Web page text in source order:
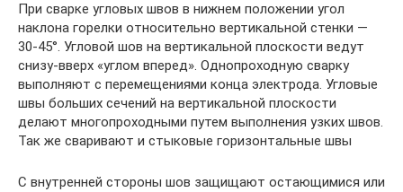
При сварке угловых швов в нижнем положении угол
наклона горелки относительно вертикальной стенки —
30-45°. Угловой шов на вертикальной плоскости ведут
снизу-вверх «углом вперед». Однопроходную сварку
выполняют с перемещениями конца электрода. Угловые
швы больших сечений на вертикальной плоскости
делают многопроходными путем выполнения узких швов.
Так же сваривают и стыковые горизонтальные швы
С внутренней стороны шов защищают остающимися или